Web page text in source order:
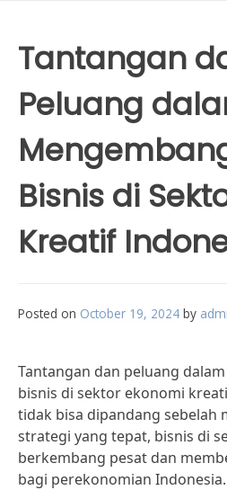
Tantangan
Peluang
Bisnis di
Kreatif
Posted on October 19, 2024 by
Tantangan dan peluang
bisnis di sektor ekonomi
tidak bisa dipandang sebelah
strategi yang tepat, bisnis di
berkembang pesat dan
bagi perekonomian Indonesia.